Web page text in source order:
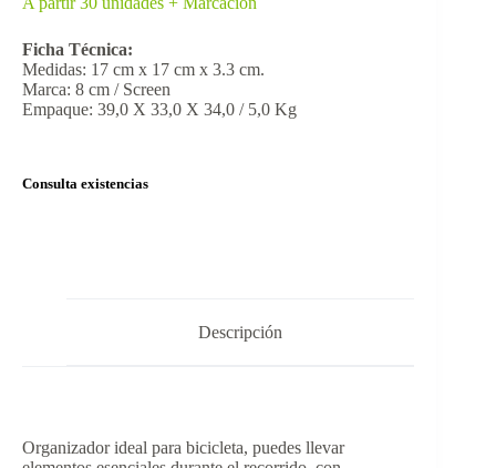
Ficha Técnica:
Medidas: 17 cm x 17 cm x 3.3 cm.
Marca: 8 cm / Screen
Empaque: 39,0 X 33,0 X 34,0 / 5,0 Kg
Consulta existencias
Descripción
Organizador ideal para bicicleta, puedes llevar